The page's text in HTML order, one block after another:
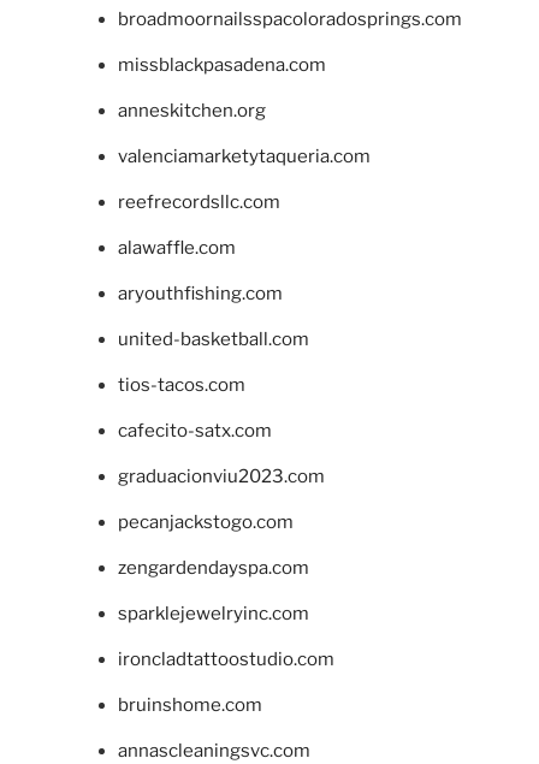
broadmoornailsspacoloradosprings.com
missblackpasadena.com
anneskitchen.org
valenciamarketytaqueria.com
reefrecordsllc.com
alawaffle.com
aryouthfishing.com
united-basketball.com
tios-tacos.com
cafecito-satx.com
graduacionviu2023.com
pecanjackstogo.com
zengardendayspa.com
sparklejewelryinc.com
ironcladtattoostudio.com
bruinshome.com
annascleaningsvc.com